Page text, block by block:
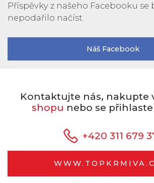
Příspěvky z našeho Facebooku se
nepodařilo načíst.
Náš Facebook
Kontaktujte nás, nakupte
shopu nebo se
+420 311 679